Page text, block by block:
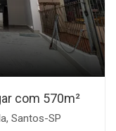
com 570m²
Santos-SP